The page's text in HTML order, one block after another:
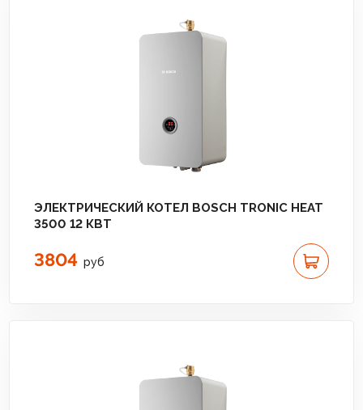
ЭЛЕКТРИЧЕСКИЙ КОТЕЛ BOSCH TRONIC HEAT
3500 12 КВТ
3804 руб